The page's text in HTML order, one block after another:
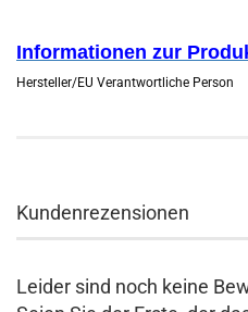
Informationen zur
Hersteller/EU Verantwortliche Person
Kundenrezensionen
Leider sind noch keine